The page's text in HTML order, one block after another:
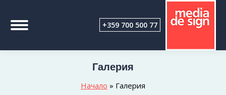
+359 700 500 77
Начало » Галерия
Галерия